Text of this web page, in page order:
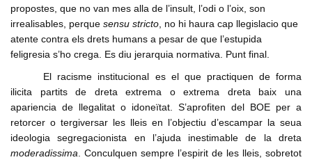
propostes, que no van mes alla de l’insult, l’odi o l’oix, son
irrealisables, perque sensu stricto, no hi haura cap llegislacio que
atente contra els drets humans a pesar de que l’estupida
feligresia s’ho crega. Es diu jerarquia normativa. Punt final.
El racisme institucional es el que practiquen de forma
ilicita partits de dreta extrema o extrema dreta baix una
apariencia de llegalitat o idoneïtat. S’aprofiten del BOE per a
retorcer o tergiversar les lleis en l’objectiu d’escampar la seua
ideologia segregacionista en l’ajuda inestimable de la dreta
moderadissima. Conculquen sempre l’espirit de les lleis, sobretot